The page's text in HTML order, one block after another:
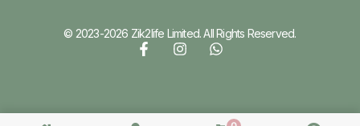
© 2023-2026 Zik2life Limited. All Rights Reserved.